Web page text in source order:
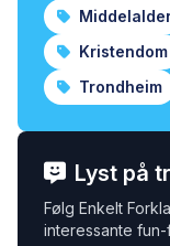
Kristendom
Trondheim
Lyst på
Følg Enkelt
interessante